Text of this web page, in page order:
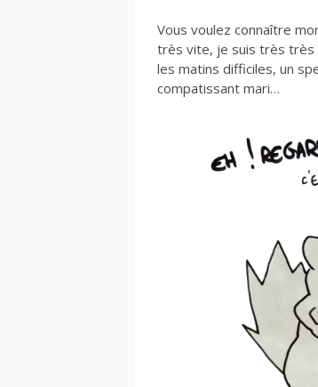
Vous voulez connaître
très vite, je suis très très
les matins difficiles, un
compatissant mari…